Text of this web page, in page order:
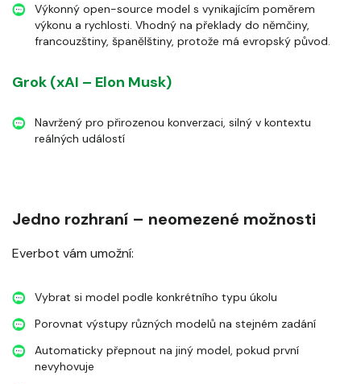
Výkonný open-source model s vynikajícím poměrem
výkonu a rychlosti. Vhodný na překlady do němčiny,
francouzštiny, španělštiny, protože má evropský původ.
Grok (xAI – Elon Musk)
Navržený pro přirozenou konverzaci, silný v kontextu
reálných událostí
Jedno rozhraní – neomezené možnosti
Everbot vám umožní:
Vybrat si model podle konkrétního typu úkolu
Porovnat výstupy různých modelů na stejném zadání
Automaticky přepnout na jiný model, pokud první
nevyhovuje